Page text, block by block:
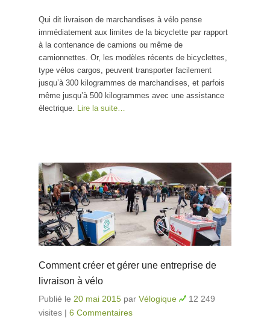
Qui dit livraison de marchandises à vélo pense
immédiatement aux limites de la bicyclette par rapport
à la contenance de camions ou même de
camionnettes. Or, les modèles récents de bicyclettes,
type vélos cargos, peuvent transporter facilement
jusqu’à 300 kilogrammes de marchandises, et parfois
même jusqu’à 500 kilogrammes avec une assistance
électrique. Lire la suite…
Comment créer et gérer une entreprise de
livraison à vélo
Publié le 20 mai 2015 par Vélogique
12 249
visites | 6 Commentaires